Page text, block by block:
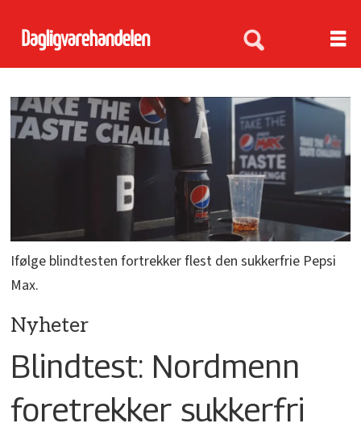
Ifølge blindtesten fortrekker flest den sukkerfrie Pepsi
Max.
Nyheter
Blindtest: Nordmenn
foretrekker sukkerfri